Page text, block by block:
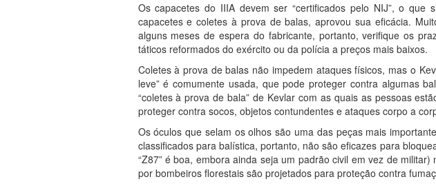
Os capacetes do IIIA devem ser “certificados pelo NIJ”, o
capacetes e coletes à prova de balas, aprovou sua eficácia.
alguns meses de espera do fabricante, portanto, verifique os
táticos reformados do exército ou da polícia a preços mais baixos.
Coletes à prova de balas não impedem ataques físicos, mas o
leve” é comumente usada, que pode proteger contra algumas
“coletes à prova de bala” de Kevlar com as quais as pessoas
proteger contra socos, objetos contundentes e ataques corpo a
Os óculos que selam os olhos são uma das peças mais
classificados para balística, portanto, não são eficazes para
“Z87” é boa, embora ainda seja um padrão civil em vez de
por bombeiros florestais são projetados para proteção contra